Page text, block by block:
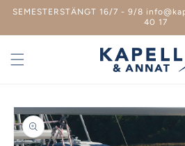
vidare
innehåll
SEMESTERSTÄNGT 16/7 - 9/8
40 17
vidare till